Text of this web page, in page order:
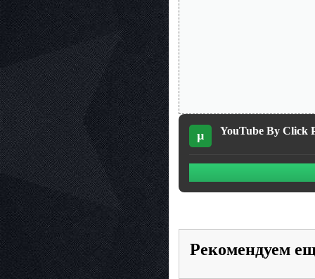
µ YouTube By Click
Рекомендуем